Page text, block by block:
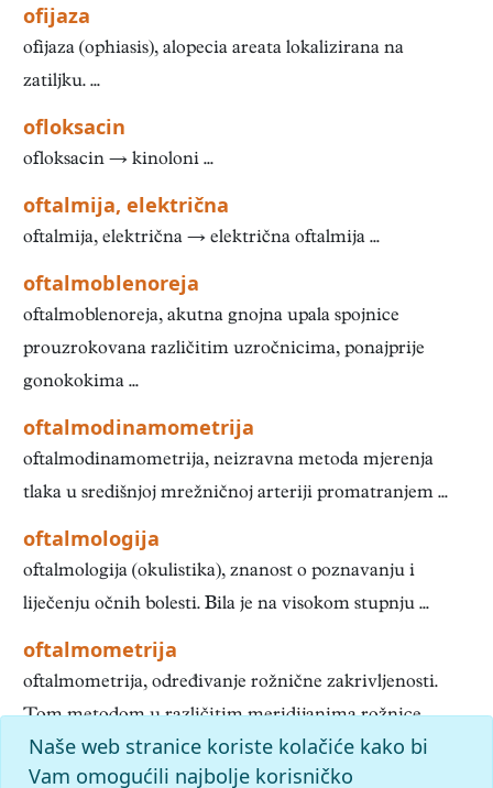
ofijaza
ofijaza (ophiasis), alopecia areata lokalizirana na
zatiljku. ...
ofloksacin
ofloksacin → kinoloni ...
oftalmija, električna
oftalmija, električna → električna oftalmija ...
oftalmoblenoreja
oftalmoblenoreja, akutna gnojna upala spojnice
prouzrokovana različitim uzročnicima, ponajprije
gonokokima ...
oftalmodinamometrija
oftalmodinamometrija, neizravna metoda mjerenja
tlaka u središnjoj mrežničnoj arteriji promatranjem ...
oftalmologija
oftalmologija (okulistika), znanost o poznavanju i
liječenju očnih bolesti. Bila je na visokom stupnju ...
oftalmometrija
oftalmometrija, određivanje rožnične zakrivljenosti.
Tom metodom u različitim meridijanima rožnice ...
Naše web stranice koriste kolačiće kako bi
Vam omogućili najbolje korisničko